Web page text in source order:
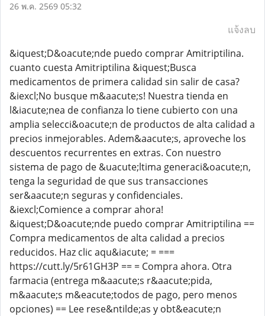
26 พ.ค. 2569 05:32
แจ้งลบ
&iquest;D&oacute;nde puedo comprar Amitriptilina.
cuanto cuesta Amitriptilina &iquest;Busca
medicamentos de primera calidad sin salir de casa?
&iexcl;No busque m&aacute;s! Nuestra tienda en
l&iacute;nea de confianza lo tiene cubierto con una
amplia selecci&oacute;n de productos de alta calidad a
precios inmejorables. Adem&aacute;s, aproveche los
descuentos recurrentes en extras. Con nuestro
sistema de pago de &uacute;ltima generaci&oacute;n,
tenga la seguridad de que sus transacciones
ser&aacute;n seguras y confidenciales.
&iexcl;Comience a comprar ahora!
&iquest;D&oacute;nde puedo comprar Amitriptilina ==
Compra medicamentos de alta calidad a precios
reducidos. Haz clic aqu&iacute; = ===
https://cutt.ly/5r61GH3P == = Compra ahora. Otra
farmacia (entrega m&aacute;s r&aacute;pida,
m&aacute;s m&eacute;todos de pago, pero menos
opciones) == Lee rese&ntilde;as y obt&eacute;n